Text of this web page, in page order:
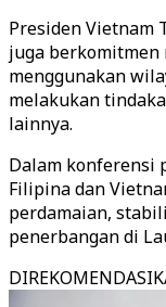
Presiden Vietnam
juga berkomitmen
menggunakan
melakukan
lainnya.
Dalam konferensi
Filipina dan
perdamaian,
penerbangan di